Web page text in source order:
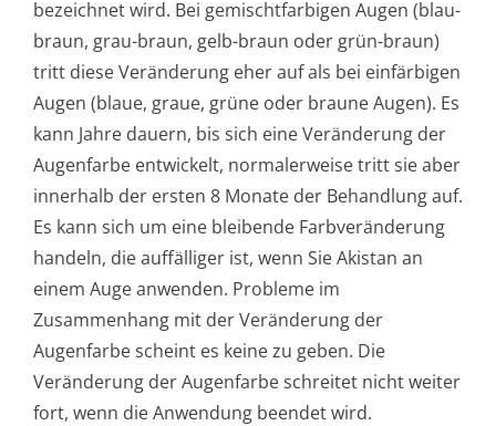
bezeichnet wird. Bei gemischtfarbigen Augen (blau-
braun, grau-braun, gelb-braun oder grün-braun)
tritt diese Veränderung eher auf als bei einfärbigen
Augen (blaue, graue, grüne oder braune Augen). Es
kann Jahre dauern, bis sich eine Veränderung der
Augenfarbe entwickelt, normalerweise tritt sie aber
innerhalb der ersten 8 Monate der Behandlung auf.
Es kann sich um eine bleibende Farbveränderung
handeln, die auffälliger ist, wenn Sie Akistan an
einem Auge anwenden. Probleme im
Zusammenhang mit der Veränderung der
Augenfarbe scheint es keine zu geben. Die
Veränderung der Augenfarbe schreitet nicht weiter
fort, wenn die Anwendung beendet wird.